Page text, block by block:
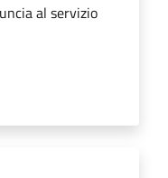
al servizio